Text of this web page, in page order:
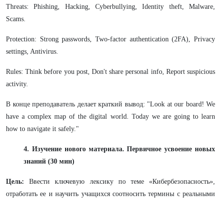
Threats: Phishing, Hacking, Cyberbullying, Identity theft, Malware,
Scams.
Protection: Strong passwords, Two-factor authentication (2FA), Privacy
settings, Antivirus.
Rules: Think before you post, Don't share personal info, Report suspicious
activity.
В конце преподаватель делает краткий вывод: "Look at our board! We
have a complex map of the digital world. Today we are going to learn
how to navigate it safely."
4. Изучение нового материала. Первичное усвоение новых
знаний (30 мин)
Цель: Ввести ключевую лексику по теме «Кибербезопасность»,
отработать ее и научить учащихся соотносить термины с реальными